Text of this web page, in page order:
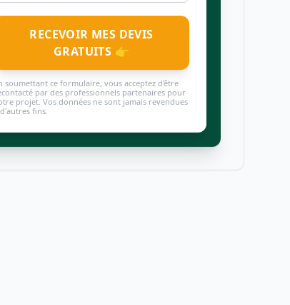
RECEVOIR MES DEVIS
GRATUITS 👉
soumettant ce formulaire, vous acceptez d'être
par des professionnels partenaires pour
projet. Vos données ne sont jamais revendues
fins.